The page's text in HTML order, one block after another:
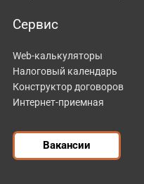
Сервис
Web-калькуляторы
Налоговый календарь
Конструктор договоров
Интернет-приемная
Вакансии